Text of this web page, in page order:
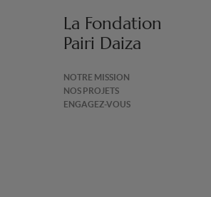
La Fondation
Pairi Daiza
NOTRE MISSION
NOS PROJETS
ENGAGEZ-VOUS